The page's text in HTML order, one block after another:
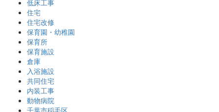
低床工事
住宅
住宅改修
保育園・幼稚園
保育所
保育施設
倉庫
入浴施設
共同住宅
内装工事
動物病院
千葉市稲毛区